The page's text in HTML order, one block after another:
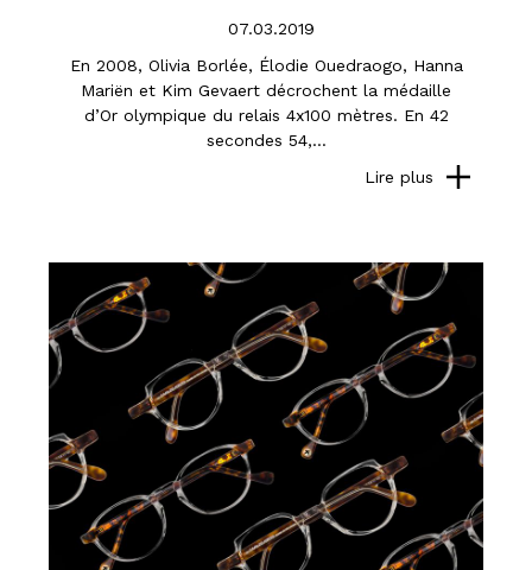
07.03.2019
En 2008, Olivia Borlée, Élodie Ouedraogo, Hanna
Mariën et Kim Gevaert décrochent la médaille
d’Or olympique du relais 4x100 mètres. En 42
secondes 54,...
Lire plus